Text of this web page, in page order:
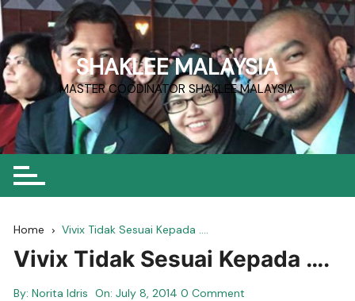
Skip
to
content
SHAKLEE MALAYSIA
MASTER COODINATOR SHAKLEE MALAYSIA
Home Vivix Tidak Sesuai Kepada ….
Vivix Tidak Sesuai Kepada ….
By: Norita Idris On:July 8, 2014 0 Comment